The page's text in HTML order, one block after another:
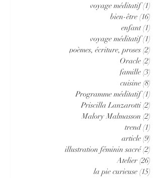
voyage méditatif (1)
bien-être (16)
enfant (1)
voyage méditatif (1)
poèmes, écriture, proses (2)
Oracle (2)
famille (3)
cuisine (8)
Programme méditatif (1)
Priscilla Lanzarotti (2)
Malory Malmasson (2)
trend (1)
article (9)
illustration féminin sacré (2)
Atelier (26)
la pie curieuse (15)